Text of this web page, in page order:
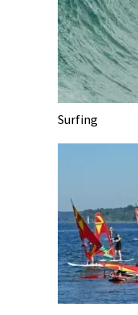
Surfing